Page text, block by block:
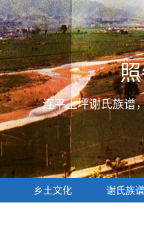
连平上坪谢氏族谱
乡土文化 谢氏族谱